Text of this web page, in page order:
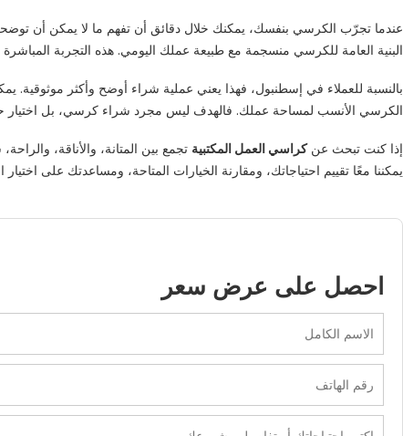
عندما تجرّب الكرسي بنفسك، يمكنك خلال دقائق أن تفهم ما لا يمكن أن
البنية العامة للكرسي منسجمة مع طبيعة عملك اليومي. هذه التجربة
بالنسبة للعملاء في إسطنبول، فهذا يعني عملية شراء أوضح وأكثر موثوقية.
الكرسي الأنسب لمساحة عملك. فالهدف ليس مجرد شراء كرسي، بل اختيار
إذا كنت تبحث عنكراسي العمل المكتبية تجمع بين المتانة، والأناقة،
يمكننا معًا تقييم احتياجاتك، ومقارنة الخيارات المتاحة، ومساعدتك على اختيار
احصل على عرض سعر